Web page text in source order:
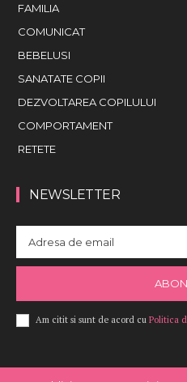
FAMILIA
COMUNICAT
BEBELUSI
SANATATE COPII
DEZVOLTAREA COPILULUI
COMPORTAMENT
RETETE
NEWSLETTER
Am citit si sunt de acord cu Politica